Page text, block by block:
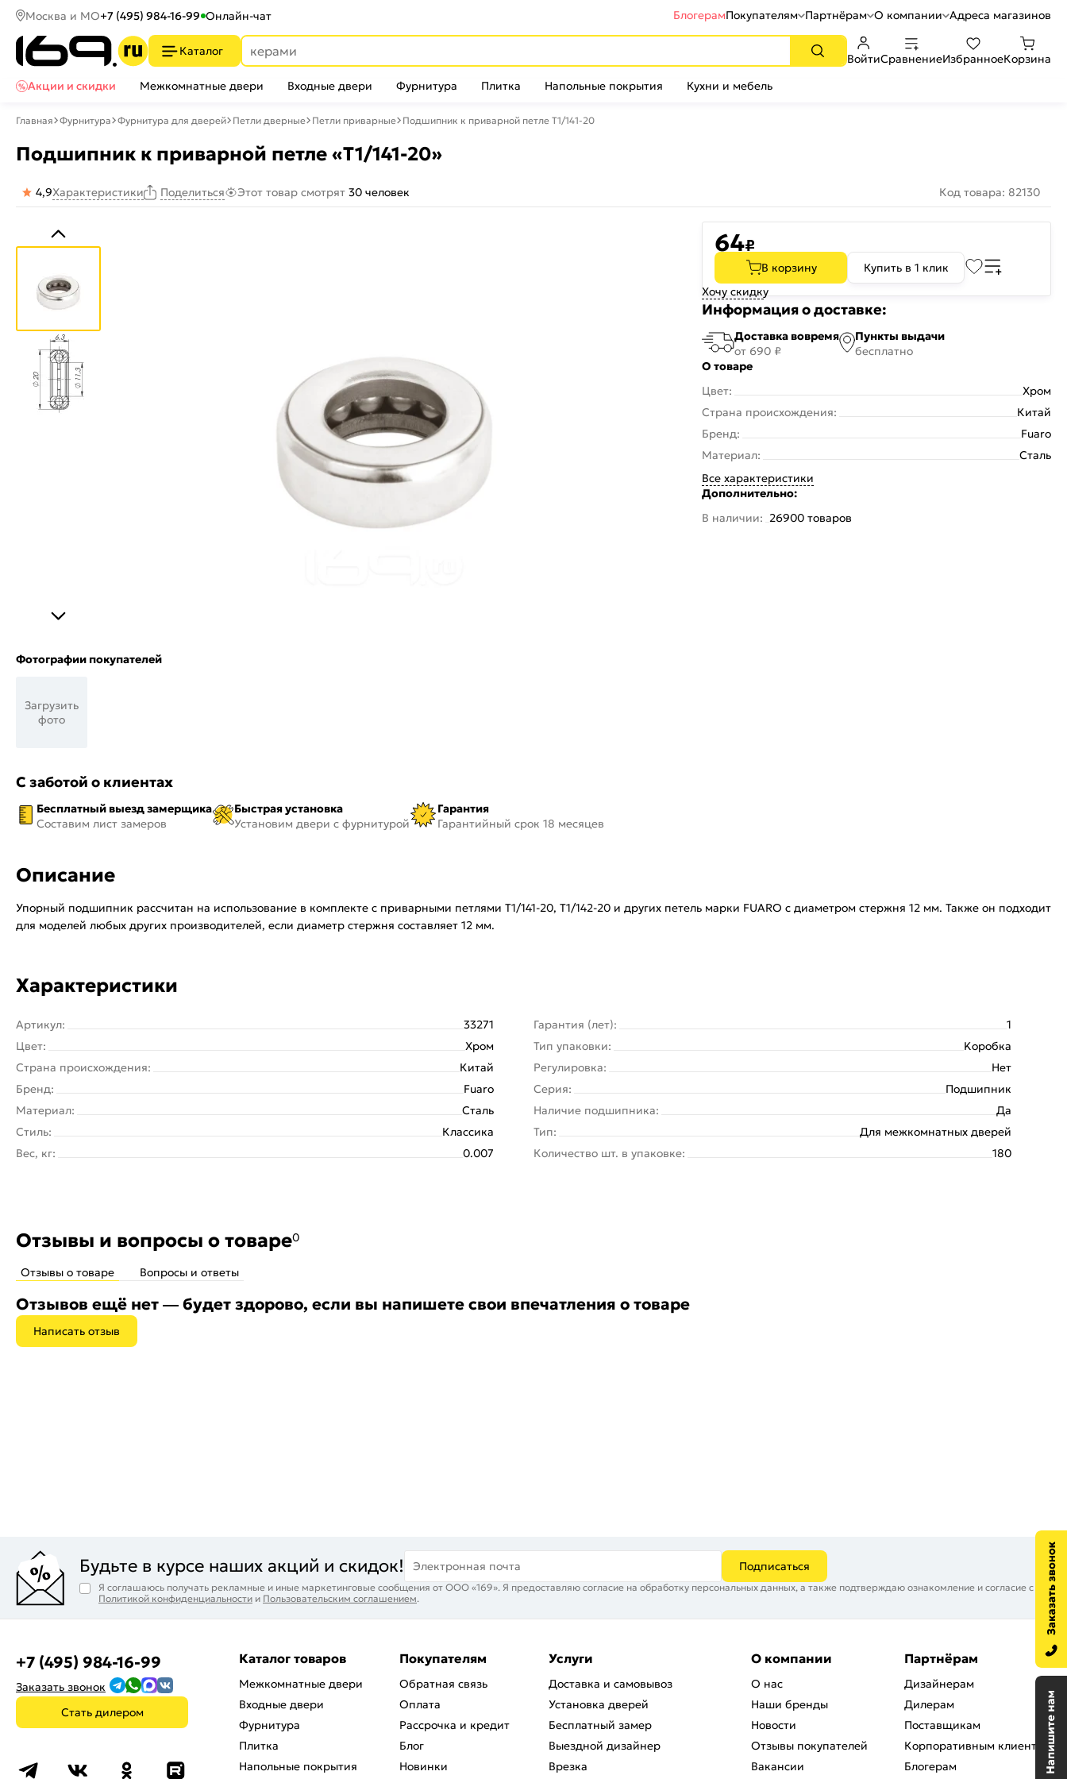
Москва и МО+7 (495) 984-16-99 Онлайн-чат БлогерамПокупателям Партнёрам О компании Адреса магазинов
Каталог
ВойтиСравнениеИзбранноеКорзина
Акции и скидки
Межкомнатные двери Входные двери Фурнитура Плитка Напольные покрытия Кухни и мебель
Главная Фурнитура Фурнитура для дверей Петли дверные Петли приварные Подшипник к приварной петле T1/141-20
Подшипник к приварной петле «T1/141-20»
4,9Характеристики Поделиться Этот товар смотрят 30 человек Код товара: 82130
Фотографии покупателей
Загрузить
фото
С заботой о клиентах
Бесплатный выезд замерщика
Составим лист замеров
Быстрая установка
Установим двери с фурнитурой
Гарантия
Гарантийный срок 18 месяцев
64₽
В корзину
Купить в 1 клик
Хочу скидку
Информация о доставке:
Доставка вовремя
от 690 ₽
Пункты выдачи
бесплатно
О товаре
Цвет:
Хром
Страна происхождения:
Китай
Бренд:
Fuaro
Материал:
Сталь
Все характеристики
Дополнительно:
В наличии: 26900 товаров
Описание
Упорный подшипник рассчитан на использование в комплекте с приварными петлями T1/141-20, T1/142-20 и других петель марки FUARO с диаметром стержня 12 мм. Также он подходит
для моделей любых других производителей, если диаметр стержня составляет 12 мм.
Характеристики
Артикул:
33271
Цвет:
Хром
Страна происхождения:
Китай
Бренд:
Fuaro
Материал:
Сталь
Стиль:
Классика
Вес, кг:
0.007
Гарантия (лет):
1
Тип упаковки:
Kоробка
Регулировка:
Нет
Серия:
Подшипник
Наличие подшипника:
Да
Тип:
Для межкомнатных дверей
Количество шт. в упаковке:
180
Отзывы и вопросы о товаре0
Отзывы о товаре Вопросы и ответы
Отзывов ещё нет — будет здорово, если вы напишете свои впечатления о товаре
Написать отзыв
Будьте в курсе наших акций и скидок! Электронная почта Подписаться
Я соглашаюсь получать рекламные и иные маркетинговые сообщения от ООО «169». Я предоставляю согласие на обработку персональных данных, а также подтверждаю ознакомление и согласие с
Политикой конфиденциальности и Пользовательским соглашением.
+7 (495) 984-16-99
Заказать звонок
Стать дилером
Каталог товаров
Межкомнатные двери
Входные двери
Фурнитура
Плитка
Напольные покрытия
Покупателям
Обратная связь
Оплата
Рассрочка и кредит
Блог
Новинки
Услуги
Доставка и самовывоз
Установка дверей
Бесплатный замер
Выездной дизайнер
Врезка
О компании
О нас
Наши бренды
Новости
Отзывы покупателей
Вакансии
Партнёрам
Дизайнерам
Дилерам
Поставщикам
Корпоративным клиентам
Блогерам